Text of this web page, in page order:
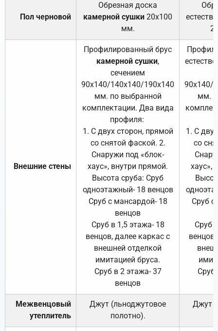
Пол черновой
Обрезная доска
камерной сушки 20х100
мм.
Внешние стены
Профилированный брус
камерной сушки,
сечением
90х140/140х140/190х140
мм. по выбранной
комплектации. Два вида
профиля:
1. С двух сторон, прямой
со снятой фаской. 2.
Снаружи под «блок-
хаус», внутри прямой.
Высота сруба: Сруб
одноэтажный- 18 венцов
Сруб с мансардой- 18
венцов
Сруб в 1,5 этажа- 18
венцов, далее каркас с
внешней отделкой
имитацией бруса.
Сруб в 2 этажа- 37
венцов
90х140/
мм.
1. С
со
хаус»,
Сруб с
Сруб
Сруб
Межвенцовый
утеплитель
Джут (льноджутовое
полотно).
Джут